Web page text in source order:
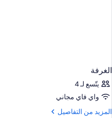
الغرفة
يتّسع لـ 4
واي فاي مجاني
المزيد من التفاصيل
المزيد